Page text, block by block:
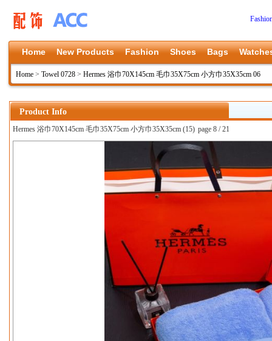
Home New Products Fashion Shoes Bags
Home > Towel 0728 > Hermes 浴巾70X145cm 毛巾35X75cm 小方巾35X35cm 06
Product Info
Hermes 浴巾70X145cm 毛巾35X75cm 小方巾35X35cm (15) page 8 / 21